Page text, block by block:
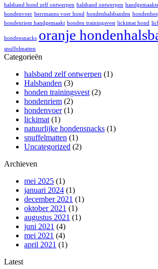
puur
halsband hond zelf ontwerpen halsband ontwerpen
hondenvoer herrmanns voer hond hondenhalsbanden
hondenriem handgemaakt honden trainingsvest lickimat hond
hondensnacks oranje
snuffelmatten
Categorieën
halsband zelf ontwerpen (1)
Halsbanden (3)
honden trainingsvest (2)
hondenriem (2)
hondenvoer(1)
lickimat (1)
natuurlijke hondensnacks (1)
snuffelmatten (1)
Uncategorized (2)
Archieven
mei 2025 (1)
januari 2024 (1)
december 2021 (1)
oktober 2021 (1)
augustus 2021 (1)
juni 2021 (4)
mei 2021 (4)
april 2021 (1)
Latest